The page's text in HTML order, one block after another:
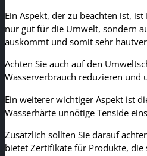
Ein Aspekt, der zu beachten ist,
nur gut für die Umwelt, sondern
auskommt und somit sehr
Achten Sie auch auf den
Wasserverbrauch reduzieren und
Ein weiterer wichtiger Aspekt ist
Wasserhärte unnötige Tenside
Zusätzlich sollten Sie darauf
bietet Zertifikate für Produkte,